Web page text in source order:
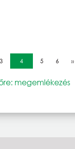
Oldal
3 Jelenlegi oldal
4 Oldal
5 Oldal
6 ››
megemlékezés